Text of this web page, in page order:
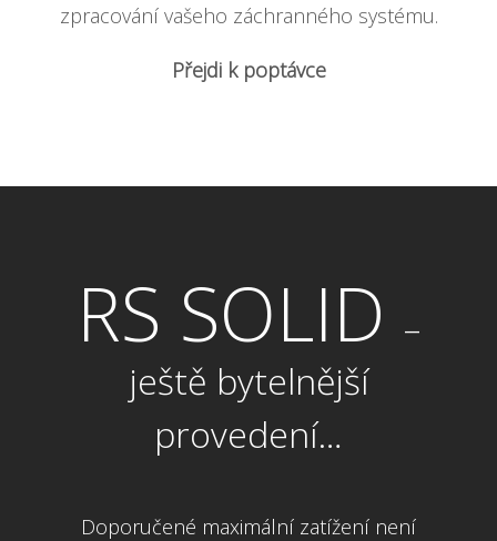
zpracování vašeho záchranného systému.
Přejdi k poptávce
RS SOLID –
ještě bytelnější
provedení…
Doporučené maximální zatížení není